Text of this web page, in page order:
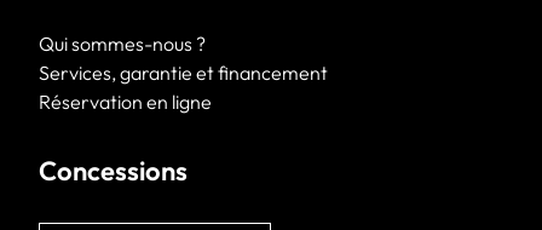
Qui sommes-nous ?
Services, garantie et financement
Réservation en ligne
Concessions